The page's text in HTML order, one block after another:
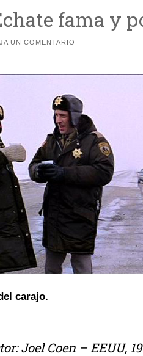
fama y
UN COMENTARIO
carajo.
Joel Coen – EEUU,